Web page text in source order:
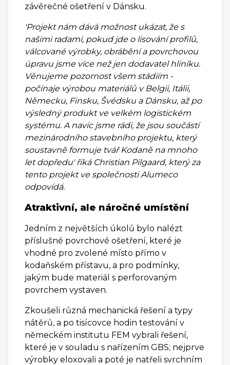
závěrečné ošetření v Dánsku.
'Projekt nám dává možnost ukázat, že s
našimi radami, pokud jde o lisování profilů,
válcované výrobky, obrábění a povrchovou
úpravu jsme více než jen dodavatel hliníku.
Věnujeme pozornost všem stádiím -
počínaje výrobou materiálů v Belgii, Itálii,
Německu, Finsku, Švédsku a Dánsku, až po
výsledný produkt ve velkém logistickém
systému. A navíc jsme rádi, že jsou součástí
mezinárodního stavebního projektu, který
soustavně formuje tvář Kodaně na mnoho
let dopředu' říká Christian Pilgaard, který za
tento projekt ve společnosti Alumeco
odpovídá.
Atraktivní, ale náročné umístění
Jedním z největších úkolů bylo nalézt
příslušné povrchové ošetření, které je
vhodné pro zvolené místo přímo v
kodaňském přístavu, a pro podmínky,
jakým bude materiál s perforovaným
povrchem vystaven.
Zkoušeli různá mechanická řešení a typy
nátěrů, a po tisícovce hodin testování v
německém institutu FEM vybrali řešení,
které je v souladu s nařízením GBS; nejprve
výrobky eloxovali a poté je natřeli svrchním